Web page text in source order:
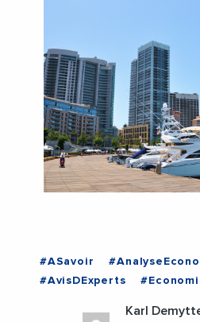
#ASavoir
#AvisDExperts
Karl